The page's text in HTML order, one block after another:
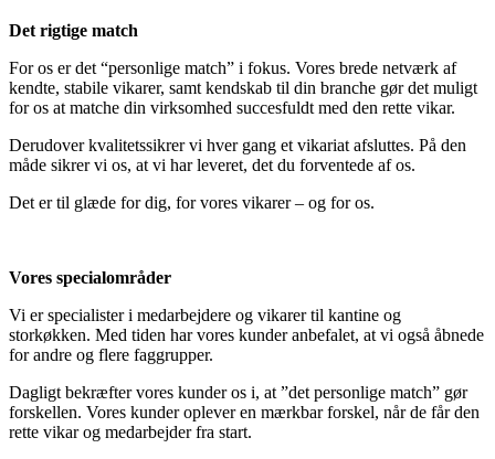
Det rigtige match
For os er det “personlige match” i fokus. Vores brede netværk af
kendte, stabile vikarer, samt kendskab til din branche gør det muligt
for os at matche din virksomhed succesfuldt med den rette vikar.
Derudover kvalitetssikrer vi hver gang et vikariat afsluttes. På den
måde sikrer vi os, at vi har leveret, det du forventede af os.
Det er til glæde for dig, for vores vikarer – og for os.
Vores specialområder
Vi er specialister i medarbejdere og vikarer til kantine og
storkøkken. Med tiden har vores kunder anbefalet, at vi også åbnede
for andre og flere faggrupper.
Dagligt bekræfter vores kunder os i, at ”det personlige match” gør
forskellen. Vores kunder oplever en mærkbar forskel, når de får den
rette vikar og medarbejder fra start.